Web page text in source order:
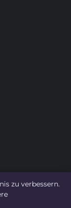
zu verbessern.